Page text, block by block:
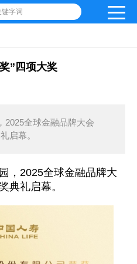
字词
”四项大奖
2025全球金融品牌大会
启幕。
，2025全球金融品牌大
典礼启幕。